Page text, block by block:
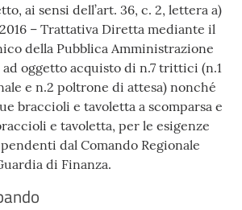
ai sensi dell’art. 36, c. 2, lettera a)
– Trattativa Diretta mediante il
della Pubblica Amministrazione
ad oggetto acquisto di n.7 trittici (n.1
e n.2 poltrone di attesa) nonché
braccioli e tavoletta a scomparsa e
e tavoletta, per le esigenze
dal Comando Regionale
di Finanza.